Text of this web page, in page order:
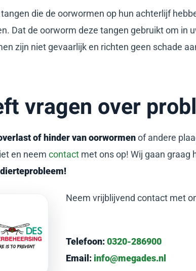
die de oorwormen op hun achterlijf
Dat de oorworm deze tangen gebruikt om
zijn niet gevaarlijk en richten geen schade
vragen over
of hinder van oorwormenof andere
en neemcontact met ons op! Wij gaan graag
Neem vrijblijvend contact met
Telefoon:0320-286900
Email:info@megades.nl